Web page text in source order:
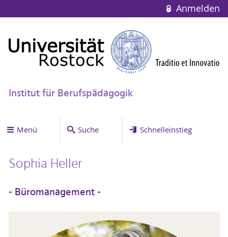
Anmelden
Institut für Berufspädagogik
Menü Suche Schnelleinstieg
Sophia Heller
- Büromanagement -